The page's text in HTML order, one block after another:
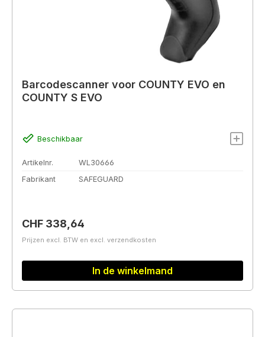
Barcodescanner voor COUNTY EVO en
COUNTY S EVO
Beschikbaar
Artikelnr.
WL30666
Fabrikant
SAFEGUARD
Normale prijs:
CHF 338,64
Prijzen excl. BTW en excl. verzendkosten
In de winkelmand